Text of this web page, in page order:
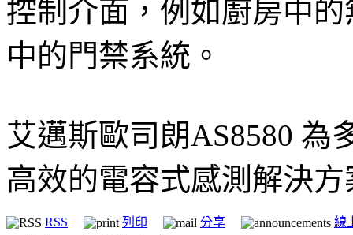
控制介面，例如廚房中
中的門禁系統。
艾邁斯歐司朗AS8580 為
高效的電容式感測解決方
RSS 列印 分享 線